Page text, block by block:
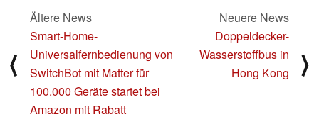
⟨
Ältere News
Smart-Home-
Universalfernbedienung von
SwitchBot mit Matter für
100.000 Geräte startet bei
Amazon mit Rabatt
Neuere News
Doppeldecker-
Wasserstoffbus in
Hong Kong
⟩